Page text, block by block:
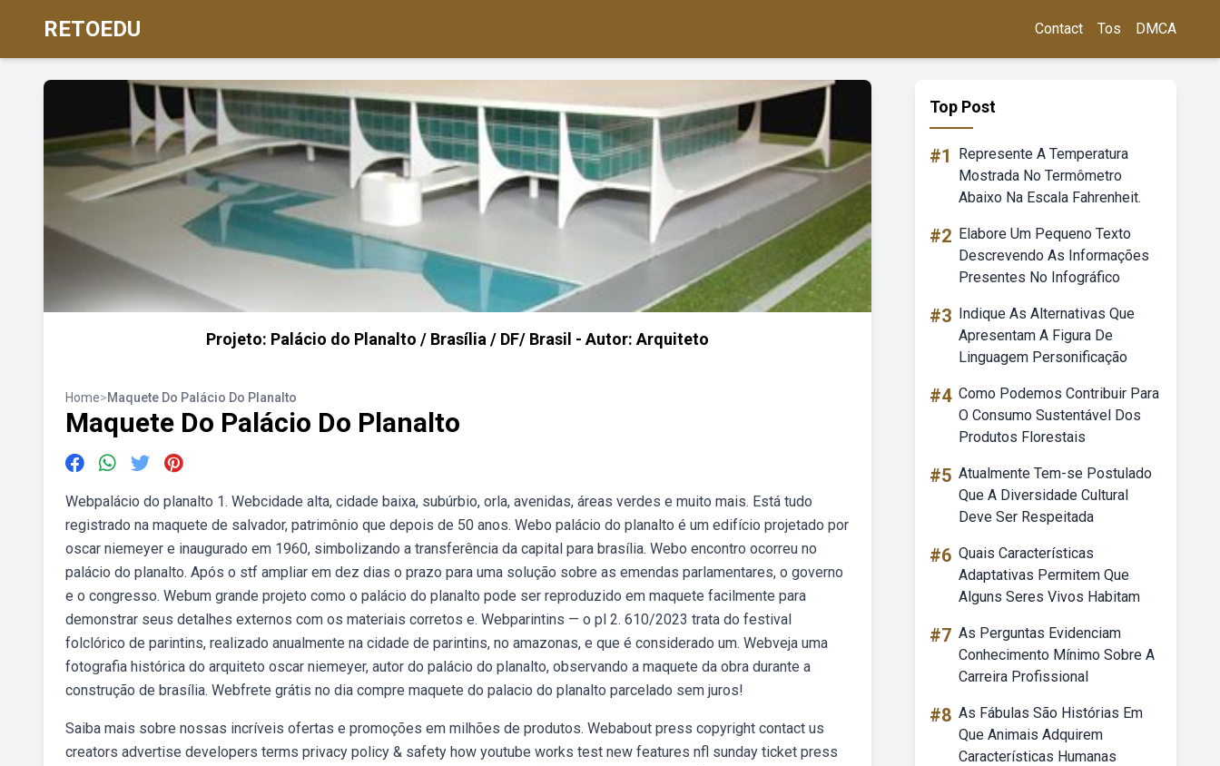
RETOEDU Contact Tos DMCA
Projeto: Palácio do Planalto / Brasília / DF/ Brasil - Autor: Arquiteto
Home>Maquete Do Palácio Do Planalto
Maquete Do Palácio Do Planalto
Webpalácio do planalto 1. Webcidade alta, cidade baixa, subúrbio, orla, avenidas, áreas verdes e muito mais. Está tudo
registrado na maquete de salvador, patrimônio que depois de 50 anos. Webo palácio do planalto é um edifício projetado por
oscar niemeyer e inaugurado em 1960, simbolizando a transferência da capital para brasília. Webo encontro ocorreu no
palácio do planalto. Após o stf ampliar em dez dias o prazo para uma solução sobre as emendas parlamentares, o governo
e o congresso. Webum grande projeto como o palácio do planalto pode ser reproduzido em maquete facilmente para
demonstrar seus detalhes externos com os materiais corretos e. Webparintins — o pl 2. 610/2023 trata do festival
folclórico de parintins, realizado anualmente na cidade de parintins, no amazonas, e que é considerado um. Webveja uma
fotografia histórica do arquiteto oscar niemeyer, autor do palácio do planalto, observando a maquete da obra durante a
construção de brasília. Webfrete grátis no dia compre maquete do palacio do planalto parcelado sem juros!
Saiba mais sobre nossas incríveis ofertas e promoções em milhões de produtos. Webabout press copyright contact us
creators advertise developers terms privacy policy & safety how youtube works test new features nfl sunday ticket press
Top Post
#1
Represente A Temperatura
Mostrada No Termômetro
Abaixo Na Escala Fahrenheit.
#2 Elabore Um Pequeno Texto
Descrevendo As Informações
Presentes No Infográfico
#3 Indique As Alternativas Que
Apresentam A Figura De
Linguagem Personificação
#4 Como Podemos Contribuir Para
O Consumo Sustentável Dos
Produtos Florestais
#5 Atualmente Tem-se Postulado
Que A Diversidade Cultural
Deve Ser Respeitada
#6 Quais Características
Adaptativas Permitem Que
Alguns Seres Vivos Habitam
#7 As Perguntas Evidenciam
Conhecimento Mínimo Sobre A
Carreira Profissional
#8 As Fábulas São Histórias Em
Que Animais Adquirem
Características Humanas